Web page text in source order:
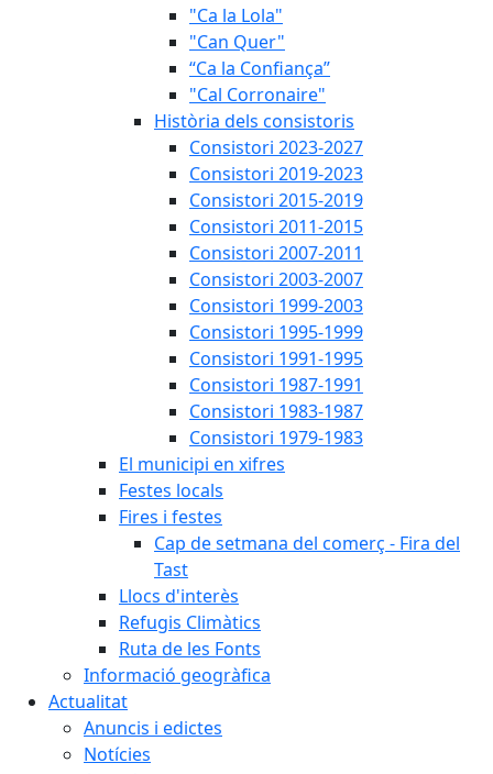
"Ca la Lola"
"Can Quer"
“Ca la Confiança”
"Cal Corronaire"
Història dels consistoris
Consistori 2023-2027
Consistori 2019-2023
Consistori 2015-2019
Consistori 2011-2015
Consistori 2007-2011
Consistori 2003-2007
Consistori 1999-2003
Consistori 1995-1999
Consistori 1991-1995
Consistori 1987-1991
Consistori 1983-1987
Consistori 1979-1983
El municipi en xifres
Festes locals
Fires i festes
Cap de setmana del comerç - Fira del
Tast
Llocs d'interès
Refugis Climàtics
Ruta de les Fonts
Informació geogràfica
Actualitat
Anuncis i edictes
Notícies